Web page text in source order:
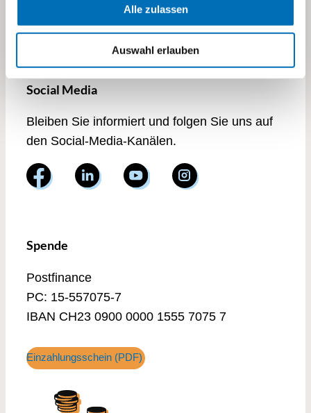
Alle zulassen
Auswahl erlauben
Social Media
Bleiben Sie informiert und folgen Sie uns auf
den Social-Media-Kanälen.
Spende
Postfinance
PC: 15-557075-7
IBAN CH23 0900 0000 1555 7075 7
Einzahlungsschein (PDF)